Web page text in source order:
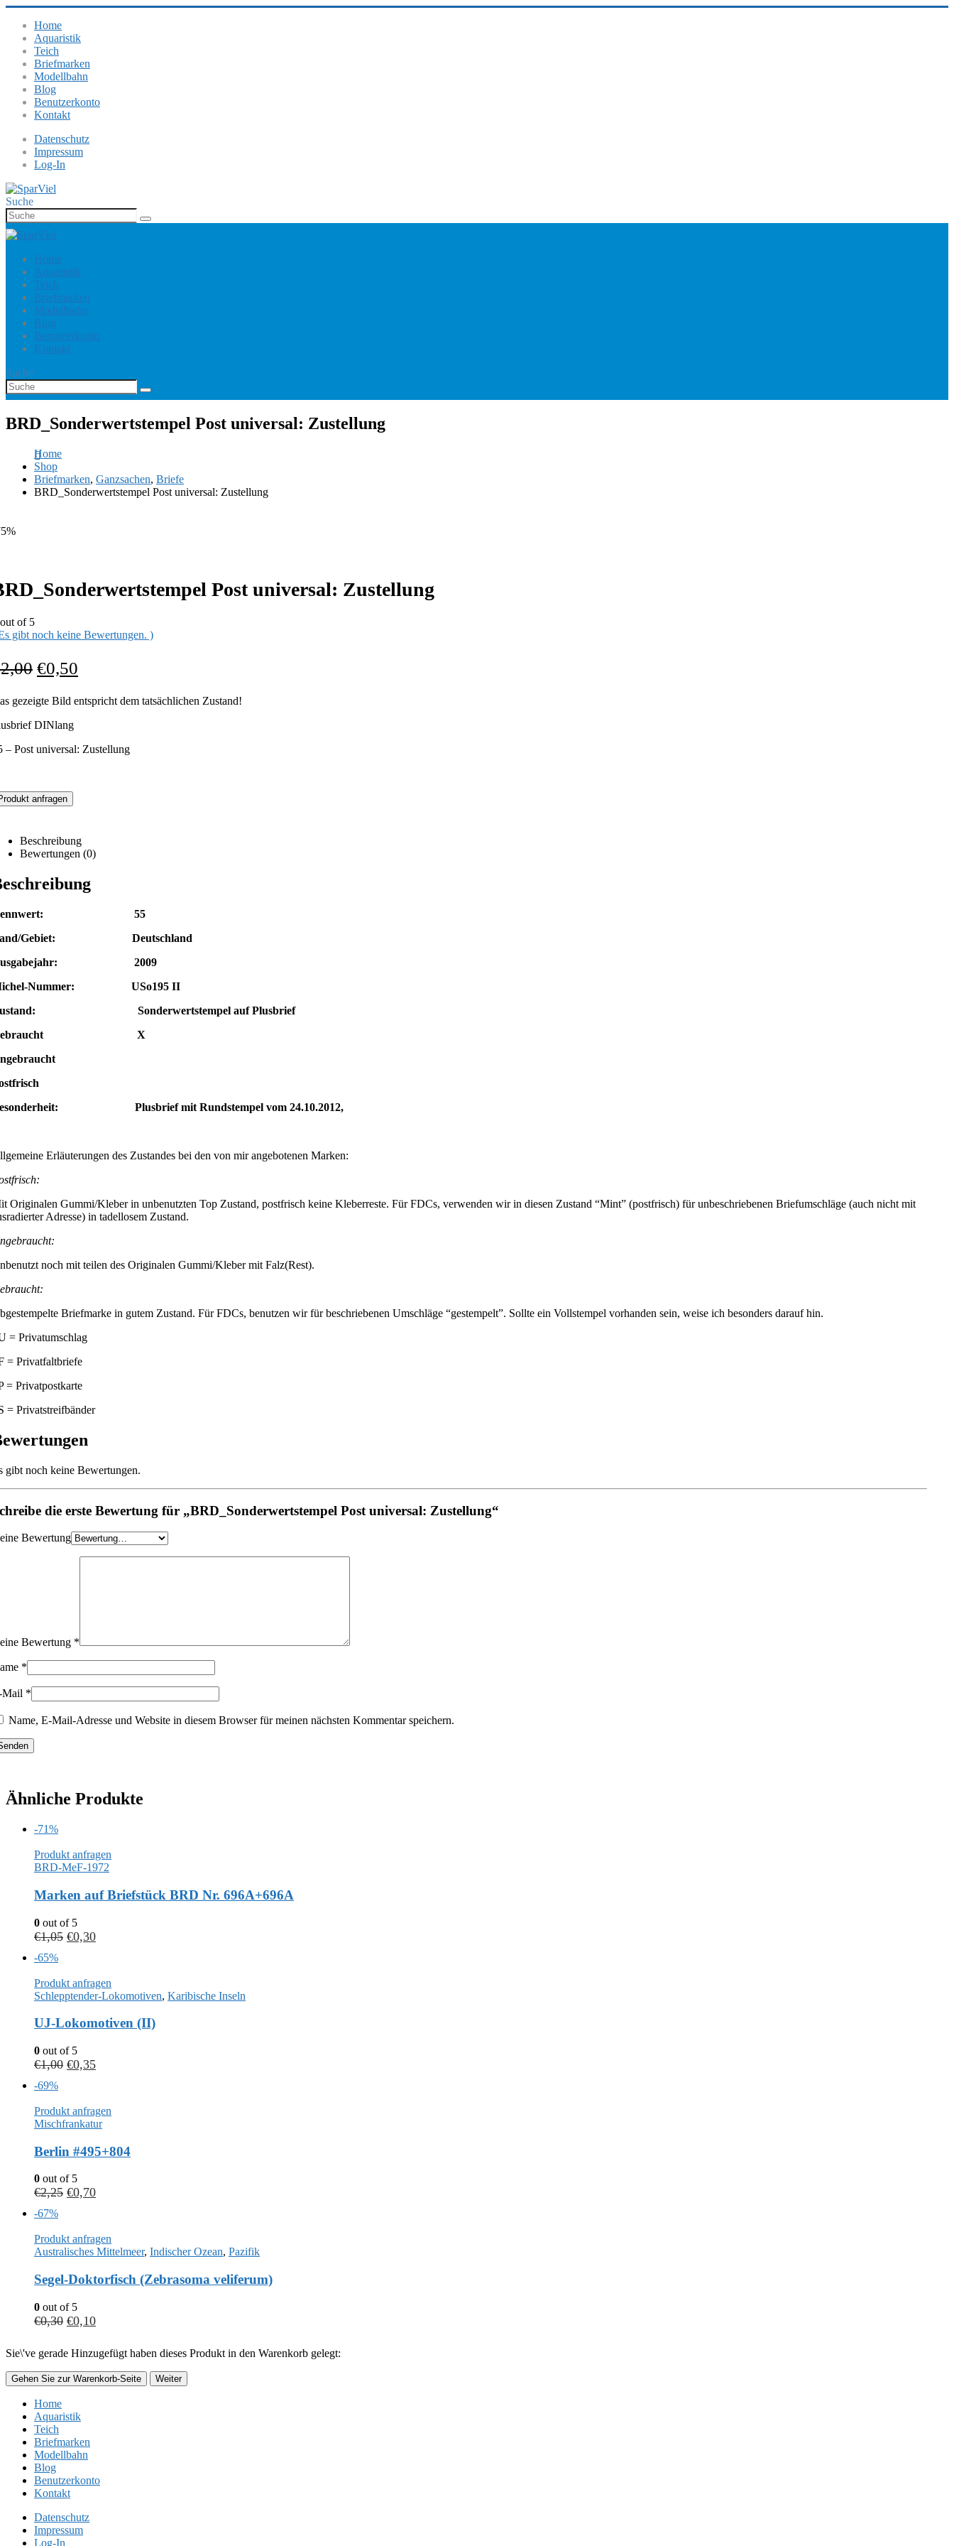
Home
Aquaristik
Teich
Briefmarken
Modellbahn
Blog
Benutzerkonto
Kontakt
Datenschutz
Impressum
Log-In
Suche
Home
Aquaristik
Teich
Briefmarken
Modellbahn
Blog
Benutzerkonto
Kontakt
Suche
BRD_Sonderwertstempel Post universal: Zustellung
Home
Shop
Briefmarken, Ganzsachen, Briefe
BRD_Sonderwertstempel Post universal: Zustellung
Post universal: Zustellung
of 5
gibt noch keine Bewertungen. )
2,00 €0,50
gezeigte Bild entspricht dem tatsächlichen Zustand!
DINlang
– Post universal: Zustellung
anfragen
Beschreibung
Bewertungen (0)
55
Gebiet: Deutschland
2009
Nummer: USo195 II
Sonderwertstempel auf Plusbrief
X
Plusbriefmit Rundstempel vom 24.10.2012,
Erläuterungen des Zustandes bei den von mir angebotenen Marken:
Originalen Gummi/Kleber in unbenutzten Top Zustand, postfrisch keine Kleberreste. Für FDCs, verwenden wir in diesen Zustand “Mint” (postfrisch) für unbeschriebenen Briefumschläge (auch nicht mit
Adresse) in tadellosem Zustand.
noch mit teilen des Originalen Gummi/Kleber mit Falz(Rest).
Briefmarke in gutem Zustand. Für FDCs, benutzen wir für beschriebenen Umschläge “gestempelt”. Sollte ein Vollstempel vorhanden sein, weise ich besonders darauf hin.
= Privatumschlag
= Privatfaltbriefe
= Privatpostkarte
= Privatstreifbänder
gibt noch keine Bewertungen.
die erste Bewertung für „BRD_Sonderwertstempel Post universal: Zustellung“
Bewertung
Bewertung *
*
Mail *
Name, E-Mail-Adresse und Website in diesem Browser für meinen nächsten Kommentar speichern.
Ähnliche Produkte
-71%
Produkt anfragen
BRD-MeF-1972
Marken auf Briefstück BRD Nr. 696A+696A
0 out of 5
€1,05 €0,30
-65%
Produkt anfragen
Schlepptender-Lokomotiven, Karibische Inseln
UJ-Lokomotiven (II)
0 out of 5
€1,00 €0,35
-69%
Produkt anfragen
Mischfrankatur
Berlin #495+804
0 out of 5
€2,25 €0,70
-67%
Produkt anfragen
Australisches Mittelmeer, Indischer Ozean, Pazifik
Segel-Doktorfisch (Zebrasoma veliferum)
0 out of 5
€0,30 €0,10
Sie\'ve gerade Hinzugefügt haben dieses Produkt in den Warenkorb gelegt:
Gehen Sie zur Warenkorb-Seite Weiter
Home
Aquaristik
Teich
Briefmarken
Modellbahn
Blog
Benutzerkonto
Kontakt
Datenschutz
Impressum
Log-In